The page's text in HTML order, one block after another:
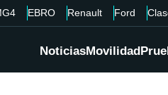
EBRO Renault Ford
NoticiasMovilidad